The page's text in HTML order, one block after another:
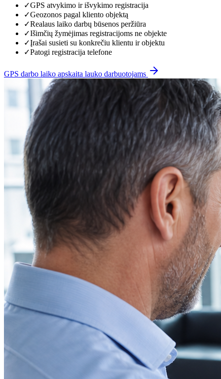
✓GPS atvykimo ir išvykimo registracija
✓Geozonos pagal kliento objektą
✓Realaus laiko darbų būsenos peržiūra
✓Išimčių žymėjimas registracijoms ne objekte
✓Įrašai susieti su konkrečiu klientu ir objektu
✓Patogi registracija telefone
GPS darbo laiko apskaita lauko darbuotojams